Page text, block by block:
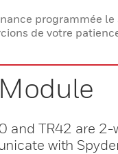
programmée
de votre
and TR42 are
with